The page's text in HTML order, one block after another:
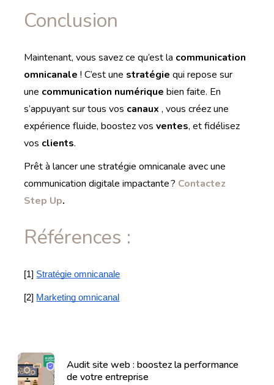
Conclusion
Maintenant, vous savez ce qu’est la communication
omnicanale! C’est une stratégie qui repose sur
une communication numérique bien faite. En
s’appuyant sur tous vos canaux , vous créez une
expérience fluide, boostez vosventes, et fidélisez
vos clients.
Prêt à lancer une stratégie omnicanale avec une
communication digitale impactante ? Contactez
Step Up.
Références :
[1] Stratégie omnicanale
[2] Marketing omnicanal
Audit site web : boostez la performance
de votre entreprise